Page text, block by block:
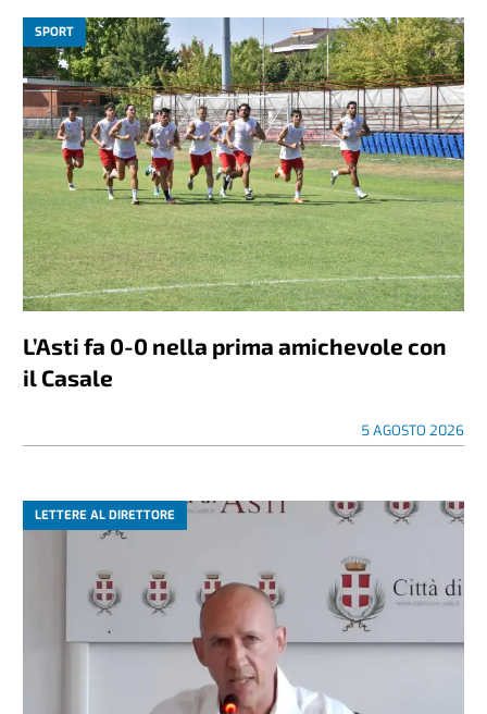
SPORT
L’Asti fa 0-0 nella prima amichevole con
il Casale
5 AGOSTO 2026
LETTERE AL DIRETTORE